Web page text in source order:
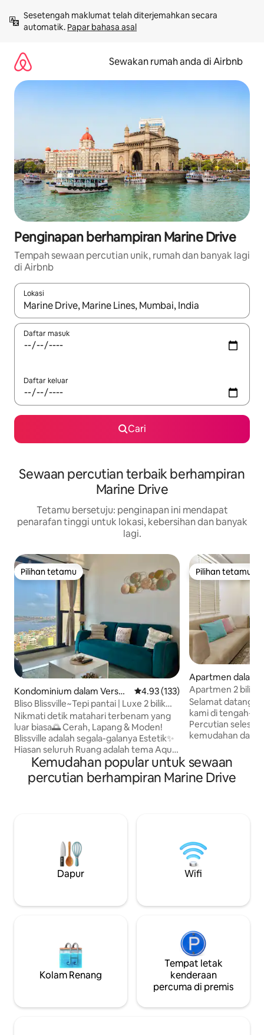
kandungan
Sesetengah maklumat telah diterjemahkan secara
automatik. Papar bahasa asal
Sewakan rumah anda di Airbnb
Penginapan berhampiran Marine Drive
Tempah sewaan percutian unik, rumah dan banyak lagi
di Airbnb
Lokasi
Apabila hasil tersedia, navigasi dengan kekunci anak panah
Daftar masuk
Daftar keluar
Cari
Sewaan percutian terbaik berhampiran
Marine Drive
Tetamu bersetuju: penginapan ini mendapat
penarafan tinggi untuk lokasi, kebersihan dan banyak
lagi.
Pilihan tetamu
Pilihan tetamu
Kondominium dalam Versov
a
Penarafan purata 4.93 daripada
4.93 (133)
Bliso Blissville~Tepi pantai | Luxe 2 bilik
tidur | Pemandangan laut
Nikmati detik matahari terbenam yang
luar biasa🌅 Cerah, Lapang & Moden!
Blissville adalah segala-galanya Estetik✨
Hiasan seluruh Ruang adalah tema Aqua
yang menarik yang melengkapkan
pemandangan Laut 🩵 2bhk ini adalah
Rumah kami yang dibina dengan kasih
seluruh Bandar & lautan yang tidak
berkesudahan dari setiap sudut! Sesuai
untuk penginapan jangka panjang,
Staycation, Work-cation, Pengembara
Pilihan tetamu
Pilihan tetamu
Apartmen dalam
Apartmen 2 bilik
pemandangan
Selamat datang
kami di tengah-
Percutian selesa
kemudahan dan
Opera House,
Babulnath
meneroka mercu
rumah, dengan
direka untuk
dapat dilupakan. Selami budaya Mumbai
Selatan yang kaya.
Kemudahan popular untuk sewaan
percutian berhampiran Marine Drive
Dapur Wifi
Kolam Renang
Tempat letak
kenderaan
percuma di premis